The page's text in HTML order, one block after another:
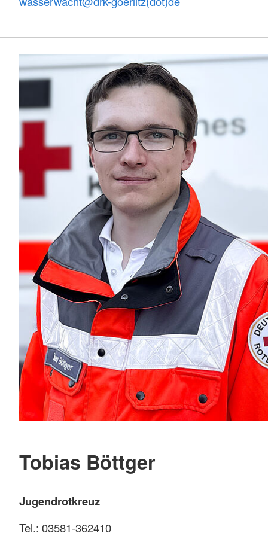
Tobias Böttger
Jugendrotkreuz
Tel.: 03581-362410